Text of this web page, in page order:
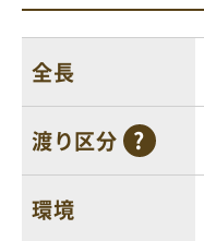
全長
渡り区分
環境